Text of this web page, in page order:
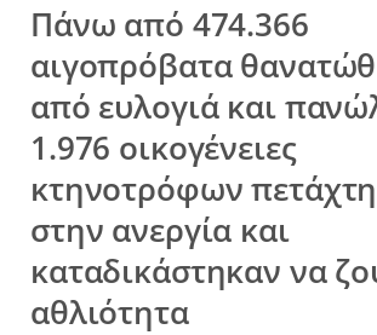
Πάνω από 474.366
αιγοπρόβατα
από ευλογιά και
1.976 οικογένειες
κτηνοτρόφων
στην ανεργία και
καταδικάστηκαν να
αθλιότητα